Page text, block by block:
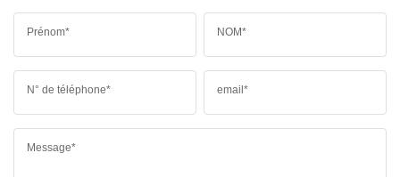
Prénom* NOM*
N° de téléphone* email*
Message*